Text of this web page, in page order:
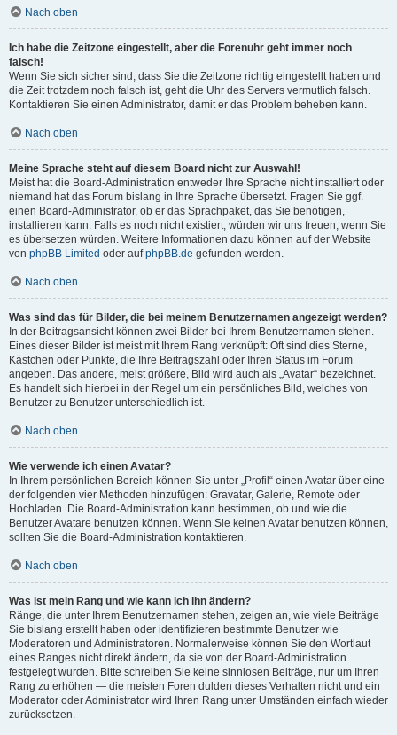
Nach oben
Ich habe die Zeitzone eingestellt, aber die Forenuhr geht immer noch
falsch!
Wenn Sie sich sicher sind, dass Sie die Zeitzone richtig eingestellt haben und
die Zeit trotzdem noch falsch ist, geht die Uhr des Servers vermutlich falsch.
Kontaktieren Sie einen Administrator, damit er das Problem beheben kann.
Nach oben
Meine Sprache steht auf diesem Board nicht zur Auswahl!
Meist hat die Board-Administration entweder Ihre Sprache nicht installiert oder
niemand hat das Forum bislang in Ihre Sprache übersetzt. Fragen Sie ggf.
einen Board-Administrator, ob er das Sprachpaket, das Sie benötigen,
installieren kann. Falls es noch nicht existiert, würden wir uns freuen, wenn Sie
es übersetzen würden. Weitere Informationen dazu können auf der Website
von phpBB Limited oder aufphpBB.de gefunden werden.
Nach oben
Was sind das für Bilder, die bei meinem Benutzernamen angezeigt werden?
In der Beitragsansicht können zwei Bilder bei Ihrem Benutzernamen stehen.
Eines dieser Bilder ist meist mit Ihrem Rang verknüpft: Oft sind dies Sterne,
Kästchen oder Punkte, die Ihre Beitragszahl oder Ihren Status im Forum
angeben. Das andere, meist größere, Bild wird auch als „Avatar“ bezeichnet.
Es handelt sich hierbei in der Regel um ein persönliches Bild, welches von
Benutzer zu Benutzer unterschiedlich ist.
Nach oben
Wie verwende ich einen Avatar?
In Ihrem persönlichen Bereich können Sie unter „Profil“ einen Avatar über eine
der folgenden vier Methoden hinzufügen: Gravatar, Galerie, Remote oder
Hochladen. Die Board-Administration kann bestimmen, ob und wie die
Benutzer Avatare benutzen können. Wenn Sie keinen Avatar benutzen können,
sollten Sie die Board-Administration kontaktieren.
Nach oben
Was ist mein Rang und wie kann ich ihn ändern?
Ränge, die unter Ihrem Benutzernamen stehen, zeigen an, wie viele Beiträge
Sie bislang erstellt haben oder identifizieren bestimmte Benutzer wie
Moderatoren und Administratoren. Normalerweise können Sie den Wortlaut
eines Ranges nicht direkt ändern, da sie von der Board-Administration
festgelegt wurden. Bitte schreiben Sie keine sinnlosen Beiträge, nur um Ihren
Rang zu erhöhen — die meisten Foren dulden dieses Verhalten nicht und ein
Moderator oder Administrator wird Ihren Rang unter Umständen einfach wieder
zurücksetzen.